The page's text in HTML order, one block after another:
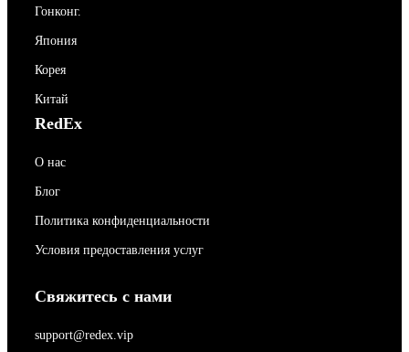
Гонконг.
Япония
Корея
Китай
RedEx
О нас
Блог
Политика конфиденциальности
Условия предоставления услуг
Свяжитесь с нами
support@redex.vip